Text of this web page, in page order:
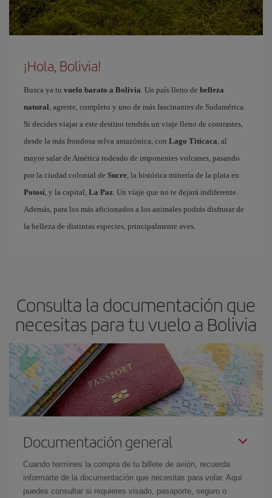
¡Hola, Bolivia!
Busca ya tu vuelo barato a Bolivia . Un país lleno de belleza
natural , agreste, completo y uno de más fascinantes de Sudamérica.
Si decides viajar a este destino tendrás un viaje lleno de contrastes,
desde la más frondosa selva amazónica, con Lago Titicaca , al
mayor salar de América rodeado de imponentes volcanes, pasando
por la ciudad colonial de Sucre , la histórica minería de la plata en
Potosí , y la capital, La Paz . Un viaje que no te dejará indiferente.
Además, para los más aficionados a los animales podrás disfrutar de
la belleza de distintas especies, principalmente aves.
Consulta la documentación que
necesitas para tu vuelo a Bolivia
Documentación general
Cuando termines la compra de tu billete de avión, recuerda
informarte de la documentación que necesitas para volar. Aquí
puedes consultar si requieres visado, pasaporte, seguro o